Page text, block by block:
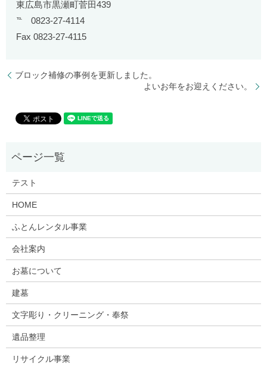
東広島市黒瀬町菅田439
℡ 0823-27-4114
Fax 0823-27-4115
ブロック補修の事例を更新しました。
よいお年をお迎えください。
テスト
HOME
ふとんレンタル事業
会社案内
お墓について
建墓
文字彫り・クリーニング・奉祭
遺品整理
リサイクル事業